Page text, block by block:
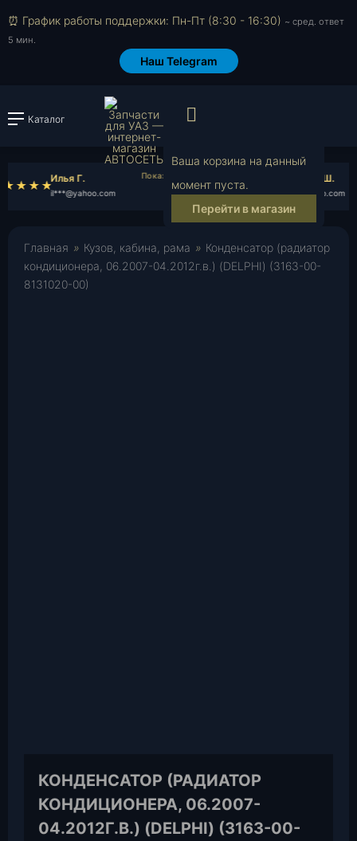
⏰ График работы поддержки: Пн-Пт (8:30 - 16:30) ~ сред. ответ
5 мин.
Наш Telegram
Каталог Войти или
Ваша корзина на данный
момент пуста.
Перейти в магазин
Илья Г.
il***@yahoo.com
Анатолий Ш.
an***@yahoo.com
Главная » Кузов, кабина, рама » Конденсатор (радиатор
кондиционера, 06.2007-04.2012г.в.) (DELPHI) (3163-00-
8131020-00)
КОНДЕНСАТОР (РАДИАТОР
КОНДИЦИОНЕРА, 06.2007-
04.2012Г.В.) (DELPHI) (3163-00-